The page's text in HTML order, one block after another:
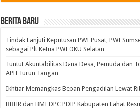
BERITA BARU
Tindak Lanjuti Keputusan PWI Pusat, PWI
sebagai Plt Ketua PWI OKU Selatan
Tuntut Akuntabilitas Dana Desa, Pemuda dan
APH Turun Tangan
Ikhtiar Memangkas Beban Pengadilan Lewat
BBHR dan BMI DPC PDIP Kabupaten Lahat